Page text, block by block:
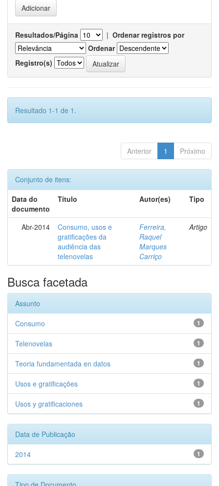
Resultados/Página | Ordenar registros por
Ordenar
Registro(s)
Resultado 1-1 de 1.
Anterior 1 Próximo
Conjunto de itens:
Data do
documento
Título Autor(es) Tipo
Abr-2014
Consumo, usos e
gratificações da
audiência das
telenovelas
Ferreira,
Raquel
Marques
Carriço
Artigo
Busca facetada
Assunto
1
Consumo
1
Telenovelas
1
Teoria fundamentada en datos
1
Usos e gratificações
1
Usos y gratificaciones
Data de Publicação
1
2014